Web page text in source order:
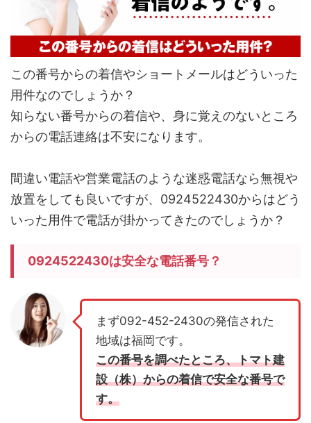
この番号からの着信やショートメールはどういった
用件なのでしょうか？
知らない番号からの着信や、身に覚えのないところ
からの電話連絡は不安になります。
間違い電話や営業電話のような迷惑電話なら無視や
放置をしても良いですが、0924522430からはどう
いった用件で電話が掛かってきたのでしょうか？
0924522430は安全な電話番号？
まず092-452-2430の発信された
地域は福岡です。
この番号を調べたところ、トマト建
設（株）からの着信で安全な番号で
す。